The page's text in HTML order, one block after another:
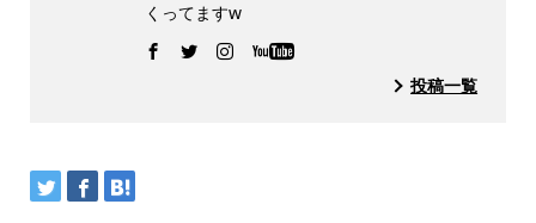
くってますw
投稿一覧